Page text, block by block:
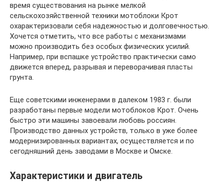
время существования на рынке мелкой
сельскохозяйственной техники мотоблоки Крот
охарактеризовали себя надежностью и долговечностью.
Хочется отметить, что все работы с механизмами
можно производить без особых физических усилий.
Например, при вспашке устройство практически само
движется вперед, разрывая и переворачивая пласты
грунта.
Еще советскими инженерами в далеком 1983 г. были
разработаны первые модели мотоблоков Крот. Очень
быстро эти машины завоевали любовь россиян.
Производство данных устройств, только в уже более
модернизированных вариантах, осуществляется и по
сегодняшний день заводами в Москве и Омске.
Характеристики и двигатель